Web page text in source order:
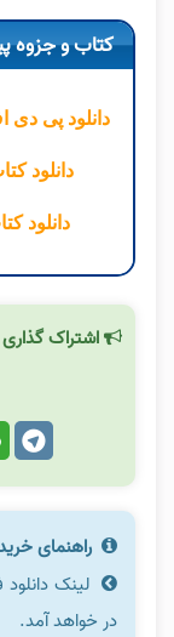
کتاب و جزوه
دانلود پی
دانلود
دانلود
اشتراک
راهنمای
لینک
در خواهد آمد.